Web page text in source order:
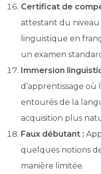
Certificat de
attestant du
linguistique en
un examen
Immersion
d’apprentissage où
entourés de la
acquisition plus
Faux débutant :
quelques notions
manière limitée.